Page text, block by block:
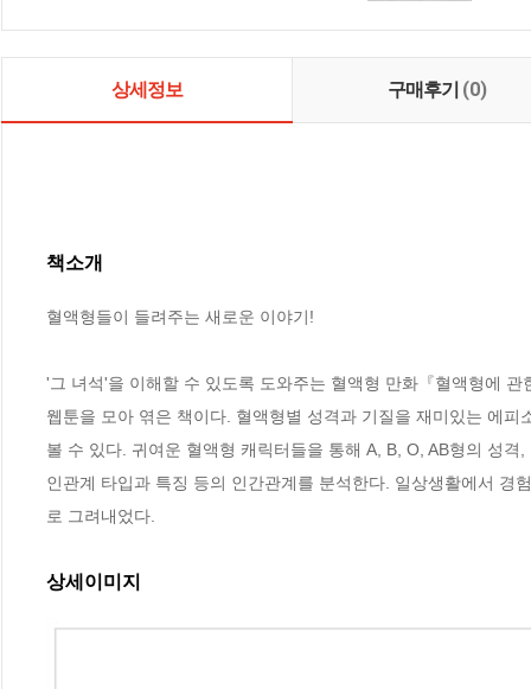
상세정보 구매후기 (0)
책소개
혈액형들이 들려주는 새로운 이야기!
'그 녀석'을 이해할 수 있도록 도와주는 혈액형 만화『혈액형에
웹툰을 모아 엮은 책이다. 혈액형별 성격과 기질을 재미있는 에
볼 수 있다. 귀여운 혈액형 캐릭터들을 통해 A, B, O, AB형의 성
인관계 타입과 특징 등의 인간관계를 분석한다. 일상생활에서 경
로 그려내었다.
상세이미지